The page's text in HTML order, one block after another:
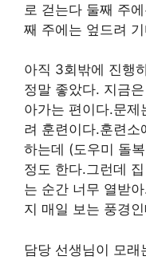
로 걷는다 둘째 주
째 주에는 엎드려
아직 3회밖에 진행
정말 좋았다. 지금
아가는 편이다.문
려 훈련이다.훈련소
하는데 (도우미 돌
정도 한다.그런데
는 순간 너무 열받
지 매일 보는 풍경
담당 선생님이 모